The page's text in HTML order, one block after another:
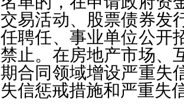
交易活动、股票债券发
任聘任、事业单位公开
禁止。在房地产市场、
期合同领域增设严重失
失信惩戒措施和严重失